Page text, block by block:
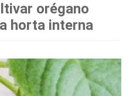
orégano
horta interna